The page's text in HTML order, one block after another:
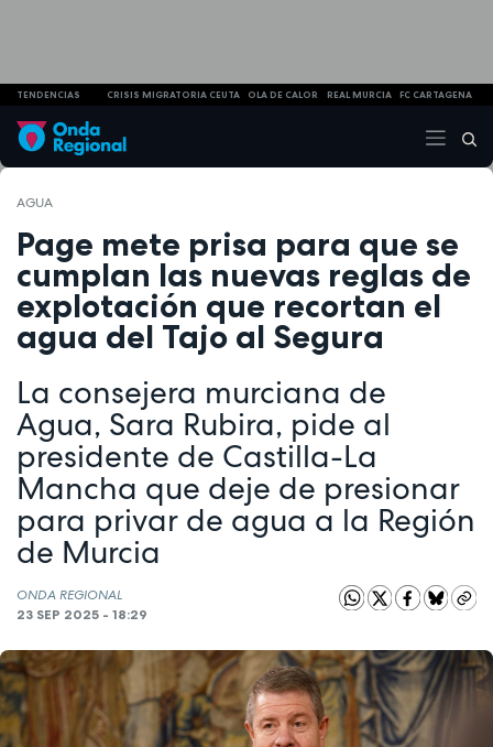
TENDENCIAS CRISIS MIGRATORIA CEUTA OLA DE CALOR REAL MURCIA FC CARTAGENA
AGUA
Page mete prisa para que se
cumplan las nuevas reglas de
explotación que recortan el
agua del Tajo al Segura
La consejera murciana de
Agua, Sara Rubira, pide al
presidente de Castilla-La
Mancha que deje de presionar
para privar de agua a la Región
de Murcia
ONDA REGIONAL
23 SEP 2025 - 18:29